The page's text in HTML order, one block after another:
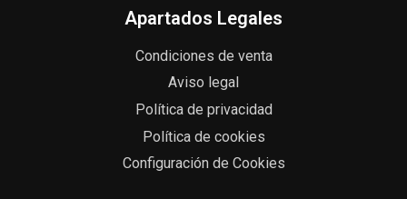
Apartados Legales
Condiciones de venta
Aviso legal
Política de privacidad
Política de cookies
Configuración de Cookies